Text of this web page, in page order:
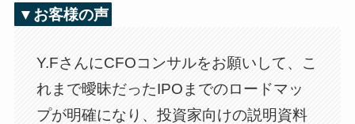
▼お客様の声
Y.FさんにCFOコンサルをお願いして、こ
れまで曖昧だったIPOまでのロードマッ
プが明確になり、投資家向けの説明資料